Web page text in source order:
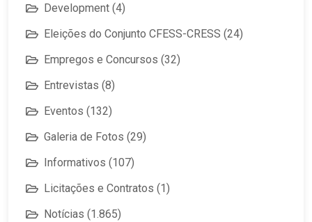
Development (4)
Eleições do Conjunto CFESS-CRESS (24)
Empregos e Concursos (32)
Entrevistas (8)
Eventos (132)
Galeria de Fotos (29)
Informativos (107)
Licitações e Contratos (1)
Notícias (1.865)